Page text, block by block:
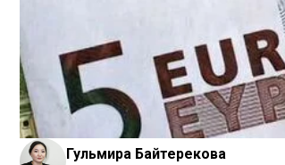
Гульмира Байтерекова